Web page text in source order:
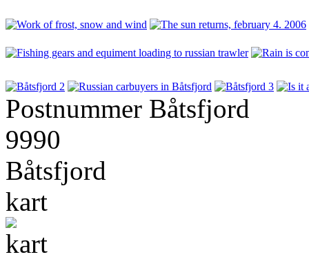
Postnummer Båtsfjord
9990
Båtsfjord
kart